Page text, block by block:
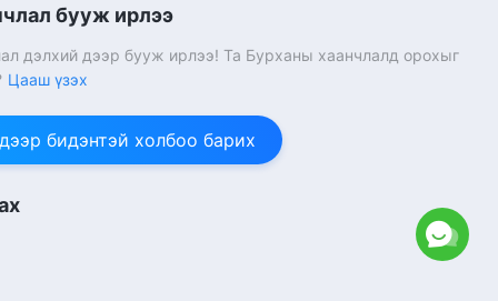
43:41
"Алдаагаа хүлээн
зөвшөөрөхөд яагаад хэцүү
байдаг вэ?" (Mонгол хэлээр)
бууж ирлээ
дэлхий дээр бууж ирлээ! Та Бурханы хаанчлалд орохыг
Цааш үзэх
бидэнтэй холбоо барих